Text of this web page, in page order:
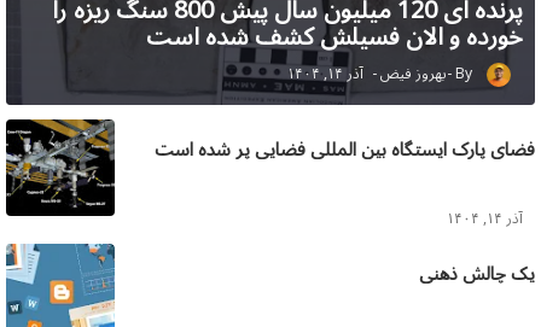
پرنده ای 120 میلیون سال پیش 800 سنگ ریزه را
خورده و الان فسیلش کشف شده است
بهروز فیض آذر ۱۴, ۱۴۰۴
فضای پارک ایستگاه بین المللی فضایی پر شده است
آذر ۱۴, ۱۴۰۴
یک چالش ذهنی